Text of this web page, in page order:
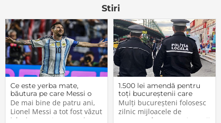
acord cu aceasta vizita, am
plecat a doua
Stiri
Ce este yerba mate,
băutura pe care Messi o
bea înainte de meciurile
din Campionatul Mondial
2026
De mai bine de patru ani,
Lionel Messi a tot fost văzut
bând un ceai extrem de
1.500 lei amendă pentru
toți bucureștenii care
refuză să facă acest lucru
acum, în 2026.
Mulți bucureșteni folosesc
zilnic mijloacele de
transport în comun, iar unii